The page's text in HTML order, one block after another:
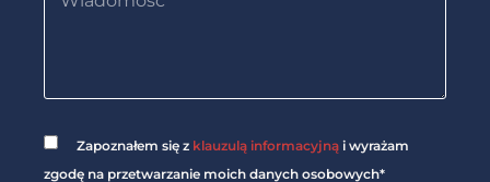
Zapoznałem się z klauzulą informacyjną i wyrażam
zgodę na przetwarzanie moich danych osobowych*